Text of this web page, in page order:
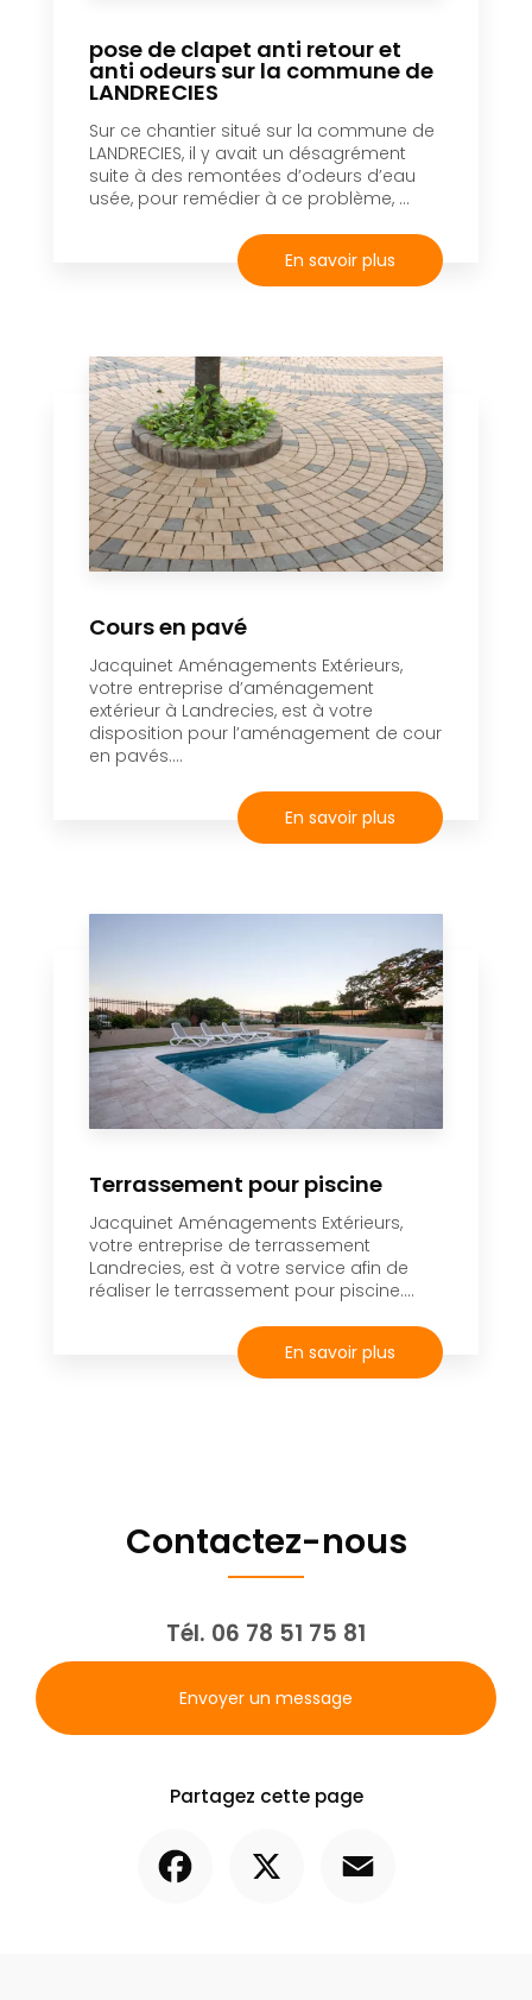
pose de clapet anti retour et
anti odeurs sur la commune de
LANDRECIES
Sur ce chantier situé sur la commune de
LANDRECIES, il y avait un désagrément
suite à des remontées d’odeurs d’eau
usée, pour remédier à ce problème, ...
En savoir plus
Cours en pavé
Jacquinet Aménagements Extérieurs,
votre entreprise d’aménagement
extérieur à Landrecies, est à votre
disposition pour l’aménagement de cour
en pavés....
En savoir plus
Terrassement pour piscine
Jacquinet Aménagements Extérieurs,
votre entreprise de terrassement
Landrecies, est à votre service afin de
réaliser le terrassement pour piscine....
En savoir plus
Contactez-nous
Tél. 06 78 51 75 81
Envoyer un message
Partagez cette page